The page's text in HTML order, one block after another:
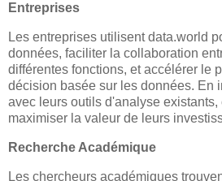
Entreprises
Les entreprises utilisent data.world
données, faciliter la collaboration
différentes fonctions, et accélérer le
décision basée sur les données. En
avec leurs outils d'analyse
maximiser la valeur de leurs
Recherche Académique
Les chercheurs académiques